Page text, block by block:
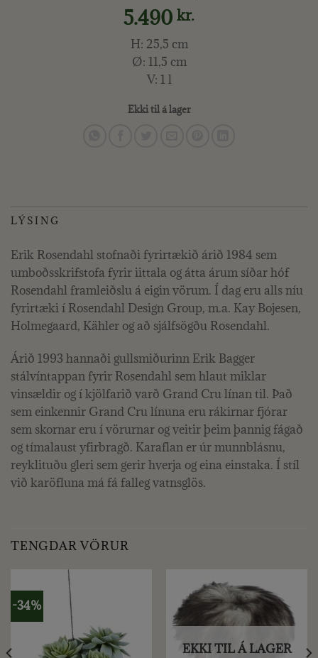
5.490 kr.
H: 25,5 cm
Ø: 11,5 cm
V: 1 l
Ekki til á lager
LÝSING
Erik Rosendahl stofnaði fyrirtækið árið 1984 sem
umboðsskrifstofa fyrir iittala og átta árum síðar hóf
Rosendahl framleiðslu á eigin vörum. Í dag eru alls níu
fyrirtæki í Rosendahl Design Group, m.a. Kay Bojesen,
Holmegaard, Kähler og að sjálfsögðu Rosendahl.
Árið 1993 hannaði gullsmiðurinn Erik Bagger
stálvíntappan fyrir Rosendahl sem hlaut miklar
vinsældir og í kjölfarið varð Grand Cru línan til. Það
sem einkennir Grand Cru línuna eru rákirnar fjórar
sem skornar eru í vörurnar og veitir þeim þannig fágað
og tímalaust yfirbragð. Karaflan er úr munnblásnu,
reyklituðu gleri sem gerir hverja og eina einstaka. Í stíl
við karöfluna má fá falleg vatnsglös.
TENGDAR VÖRUR
-34%
EKKI TIL Á LAGER